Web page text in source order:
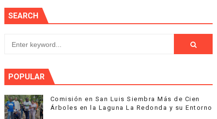
SEARCH
POPULAR
Comisión en San Luis Siembra Más de Cien
Árboles en la Laguna La Redonda y su Entorno